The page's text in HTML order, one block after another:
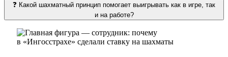
❓ Какой шахматный принцип помогает выигрывать как в игре, так
и на работе?